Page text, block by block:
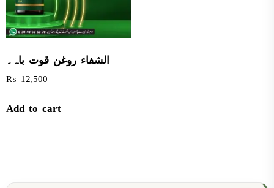
الشفاء روغن قوت باہ۔
₨ 12,500
Add to cart